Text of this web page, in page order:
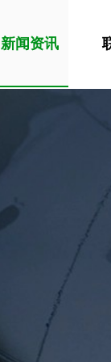
新闻资讯